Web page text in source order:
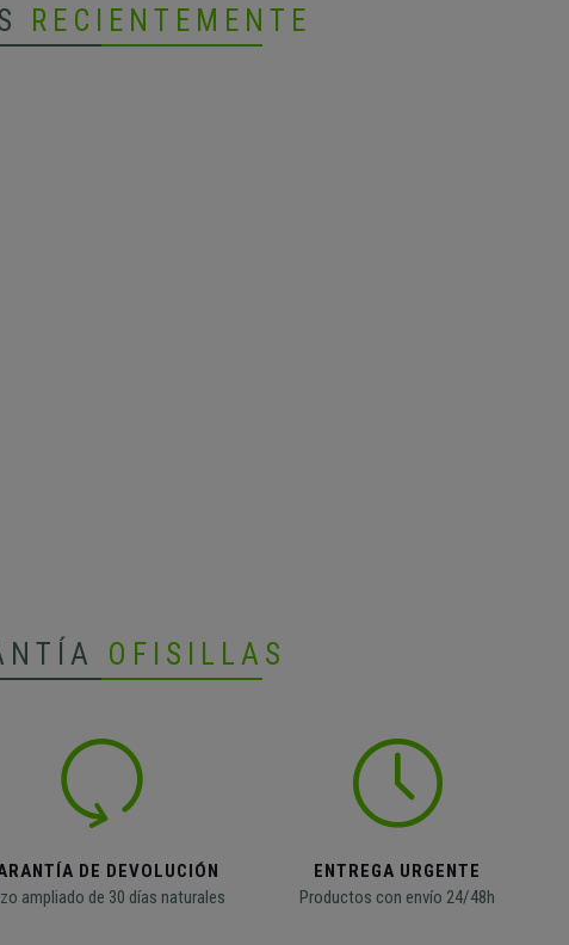
RECIENTEMENTE
OFISILLAS
DE DEVOLUCIÓN
ampliado de 30 días naturales
ENTREGA URGENTE
Productos con envío 24/48h